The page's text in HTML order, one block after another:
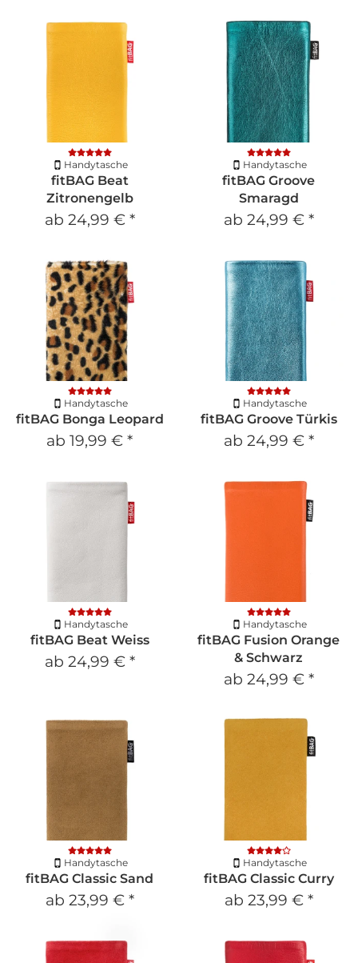
Handytasche
fitBAG Beat
Zitronengelb
ab 24,99 € *
Handytasche
fitBAG Groove
Smaragd
ab 24,99 € *
Handytasche
fitBAG Bonga Leopard
ab 19,99 € *
Handytasche
fitBAG Groove Türkis
ab 24,99 € *
Handytasche
fitBAG Beat Weiss
ab 24,99 € *
Handytasche
fitBAG Fusion Orange
& Schwarz
ab 24,99 € *
Handytasche
fitBAG Classic Sand
ab 23,99 € *
Handytasche
fitBAG Classic Curry
ab 23,99 € *